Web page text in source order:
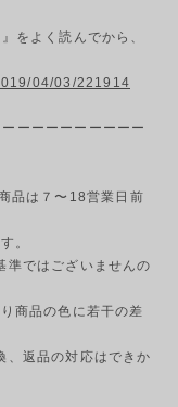
をよく読んでから、
04/03/221914
ーーーーーーーーー
品は７〜18営業日前
。
準ではございませんの
商品の色に若干の差
、返品の対応はできか